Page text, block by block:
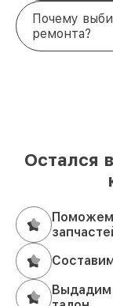
Почему
ремонта?
Остался
Поможем
Выдадим